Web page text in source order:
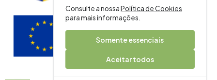
Consulte a nossaPolítica de Cookies
para mais informações.
Somente essenciais
Aceitar todos